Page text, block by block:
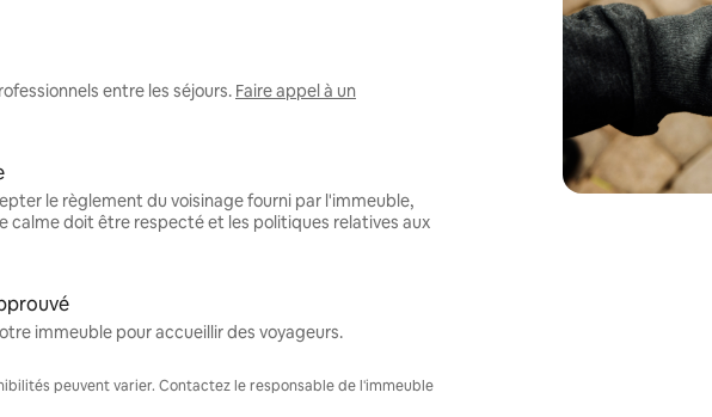
entre les séjours. Faire appel à un
le règlement du voisinage fourni par l'immeuble,
calme doit être respecté et les politiques relatives aux
immeuble pour accueillir des voyageurs.
peuvent varier. Contactez le responsable de l'immeuble